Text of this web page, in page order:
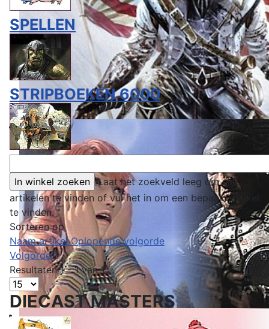
SPELLEN
STRIPBOEKEN 6000
Laat het zoekveld leeg om alle
artikelen te vinden of vul het in om een bepaald artikel
te vinden.
Sorteren op
Naam artikel Oplopende volgorde
Volgorde
Resultaten 1 - 1 van 1
DIECAST MASTERS